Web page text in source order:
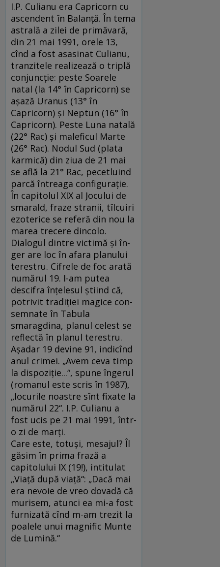
I.P. Culianu era Capricorn cu
ascendent în Ba­lanţă. În tema
astrală a zilei de primăvară,
din 21 mai 1991, orele 13,
cînd a fost asasinat Cu­lianu,
tranzitele realizează o triplă
con­junc­ţie: peste Soarele
natal (la 14° în Capricorn) se
aşa­ză Uranus (13° în
Capricorn) şi Neptun (16° în
Capricorn). Peste Luna natală
(22° Rac) şi ma­leficul Marte
(26° Rac). Nodul Sud (plata
kar­mică) din ziua de 21 mai
se află la 21° Rac, pe­ce­tluind
parcă întreaga configuraţie.
În capitolul XIX al Jocului de
smarald, fraze stra­nii, tîlcuiri
ezoterice se referă din nou la
ma­rea trecere dincolo.
Dialogul dintre victimă şi în­
ger are loc în afara planului
terestru. Cifrele de foc arată
numărul 19. I-am putea
descifra în­ţe­lesul ştiind că,
potrivit tradiţiei magice con­
sem­nate în Tabula
smaragdina, planul celest se
reflectă în planul terestru.
Aşadar 19 devine 91, indicînd
anul crimei. „Avem ceva timp
la dis­poziţie...“, spune îngerul
(romanul este scris în 1987),
„locurile noastre sînt fixate la
numărul 22“. I.P. Culianu a
fost ucis pe 21 mai 1991, într-
o zi de marţi.
Care este, totuşi, mesajul? Îl
găsim în prima fra­ză a
capitolului IX (19!), intitulat
„Viaţă după via­ţă“: „Dacă mai
era nevoie de vreo dovadă că
mu­risem, atunci ea mi-a fost
furnizată cînd m-am trezit la
poalele unui magnific Munte
de Lu­­mină.“